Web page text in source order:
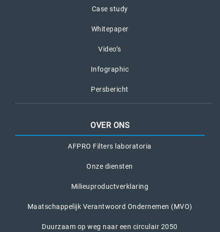
Case study
Whitepaper
Video’s
Infographic
Persbericht
OVER ONS
AFPRO Filters laboratoria
Onze diensten
Milieuproductverklaring
Maatschappelijk Verantwoord Ondernemen (MVO)
Duurzaam op weg naar een circulair 2050